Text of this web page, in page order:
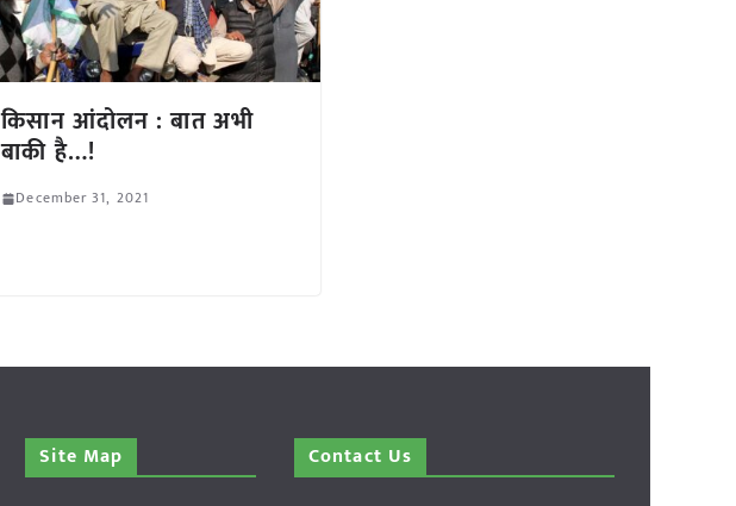
किसान आंदोलन : बात अभी
बाकी है…!
December 31, 2021
Site Map Contact Us